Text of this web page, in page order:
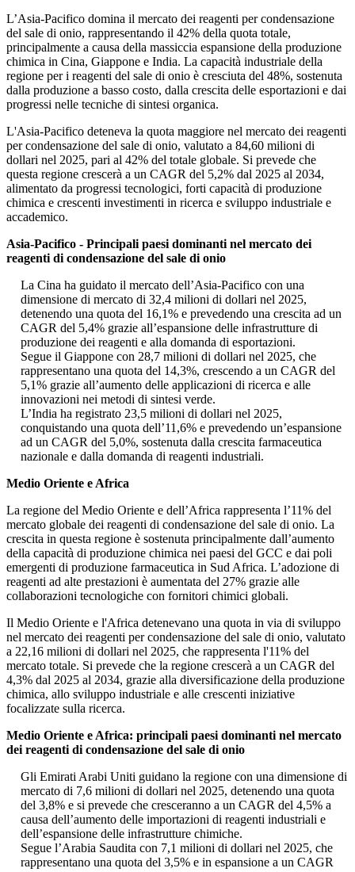
L’Asia-Pacifico domina il mercato dei reagenti per condensazione
del sale di onio, rappresentando il 42% della quota totale,
principalmente a causa della massiccia espansione della produzione
chimica in Cina, Giappone e India. La capacità industriale della
regione per i reagenti del sale di onio è cresciuta del 48%, sostenuta
dalla produzione a basso costo, dalla crescita delle esportazioni e dai
progressi nelle tecniche di sintesi organica.
L'Asia-Pacifico deteneva la quota maggiore nel mercato dei reagenti
per condensazione del sale di onio, valutato a 84,60 milioni di
dollari nel 2025, pari al 42% del totale globale. Si prevede che
questa regione crescerà a un CAGR del 5,2% dal 2025 al 2034,
alimentato da progressi tecnologici, forti capacità di produzione
chimica e crescenti investimenti in ricerca e sviluppo industriale e
accademico.
Asia-Pacifico - Principali paesi dominanti nel mercato dei
reagenti di condensazione del sale di onio
La Cina ha guidato il mercato dell’Asia-Pacifico con una
dimensione di mercato di 32,4 milioni di dollari nel 2025,
detenendo una quota del 16,1% e prevedendo una crescita ad un
CAGR del 5,4% grazie all’espansione delle infrastrutture di
produzione dei reagenti e alla domanda di esportazioni.
Segue il Giappone con 28,7 milioni di dollari nel 2025, che
rappresentano una quota del 14,3%, crescendo a un CAGR del
5,1% grazie all’aumento delle applicazioni di ricerca e alle
innovazioni nei metodi di sintesi verde.
L’India ha registrato 23,5 milioni di dollari nel 2025,
conquistando una quota dell’11,6% e prevedendo un’espansione
ad un CAGR del 5,0%, sostenuta dalla crescita farmaceutica
nazionale e dalla domanda di reagenti industriali.
Medio Oriente e Africa
La regione del Medio Oriente e dell’Africa rappresenta l’11% del
mercato globale dei reagenti di condensazione del sale di onio. La
crescita in questa regione è sostenuta principalmente dall’aumento
della capacità di produzione chimica nei paesi del GCC e dai poli
emergenti di produzione farmaceutica in Sud Africa. L’adozione di
reagenti ad alte prestazioni è aumentata del 27% grazie alle
collaborazioni tecnologiche con fornitori chimici globali.
Il Medio Oriente e l'Africa detenevano una quota in via di sviluppo
nel mercato dei reagenti per condensazione del sale di onio, valutato
a 22,16 milioni di dollari nel 2025, che rappresenta l'11% del
mercato totale. Si prevede che la regione crescerà a un CAGR del
4,3% dal 2025 al 2034, grazie alla diversificazione della produzione
chimica, allo sviluppo industriale e alle crescenti iniziative
focalizzate sulla ricerca.
Medio Oriente e Africa: principali paesi dominanti nel mercato
dei reagenti di condensazione del sale di onio
Gli Emirati Arabi Uniti guidano la regione con una dimensione di
mercato di 7,6 milioni di dollari nel 2025, detenendo una quota
del 3,8% e si prevede che cresceranno a un CAGR del 4,5% a
causa dell’aumento delle importazioni di reagenti industriali e
dell’espansione delle infrastrutture chimiche.
Segue l’Arabia Saudita con 7,1 milioni di dollari nel 2025, che
rappresentano una quota del 3,5% e in espansione a un CAGR